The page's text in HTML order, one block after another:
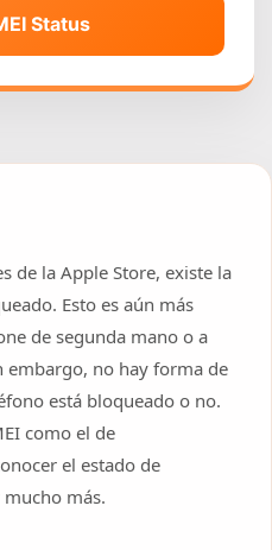
Status
de la Apple Store, existe la
Esto es aún más
de segunda mano o a
embargo, no hay forma de
está bloqueado o no.
como el de
el estado de
más.